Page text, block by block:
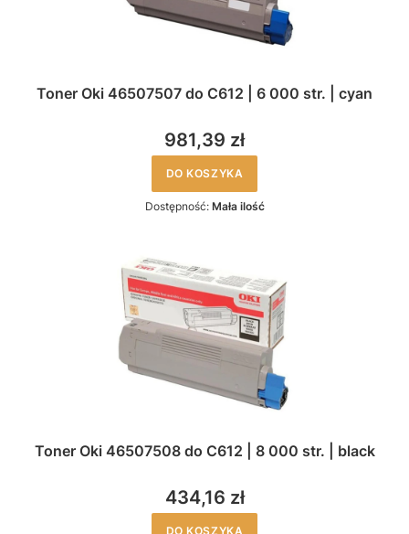
Toner Oki 46507507 do C612 | 6 000 str. | cyan
981,39 zł
DO KOSZYKA
Dostępność: Mała ilość
Toner Oki 46507508 do C612 | 8 000 str. | black
434,16 zł
DO KOSZYKA